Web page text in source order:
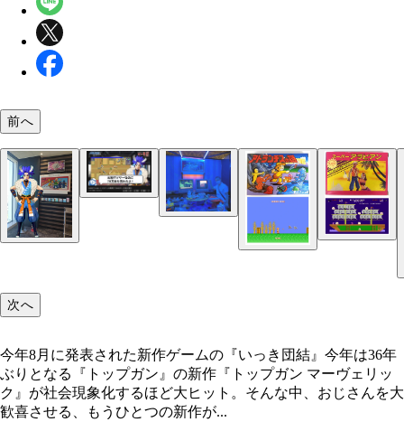
『いっき団結』ファミコン時代には「いっきはひ
やるものじゃない！」とディスられていましたけ
作はそれを完全に覆す最大16人のマルチプレイに
方向キーのみの簡単操作で楽しめる、オンライン
『いっき団結』懐かしのドット絵やサウンドの雰
そのまま、派手に進化した竹やり攻撃もあります！
『いっき団結』年内にSteamから配信予定
1985年にファミコン用タイトルとして登場した元
っき』
元祖『いっき』ツッコミやすいビジュアルのキャ
元祖『いっき』クソゲーと呼ばれるようになった
「中の人はおじさんです」と、VTuberとしてアウ
もしろ発言を行ないつつ、『いっき団結』やサン
関連の情報をYouTubeやSNSから発信中
「80年代のゲーム部屋」を再現。ブラウン管テレ
かし系のハードやゲーム、さらに超巨大カートリ
制作してしまう本気っぷり。サンソフトさん、お
大歓喜のツボを刺激するのがうますぎ！
前へ
次へ
今年8月に発表された新作ゲームの『いっき団結』今年は36年
ぶりとなる『トップガン』の新作『トップガン マーヴェリッ
ク』が社会現象化するほど大ヒット。そんな中、おじさんを大
歓喜させる、もうひとつの新作が...